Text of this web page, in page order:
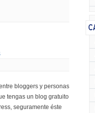
bloggers y personas
tengas un blog gratuito
seguramente éste